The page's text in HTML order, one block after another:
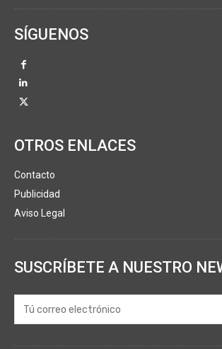
SÍGUENOS
OTROS ENLACES
Contacto
Publicidad
Aviso Legal
SUSCRÍBETE A NUESTRO